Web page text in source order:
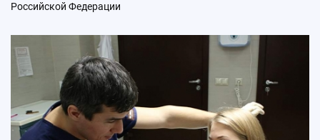
Российской Федерации